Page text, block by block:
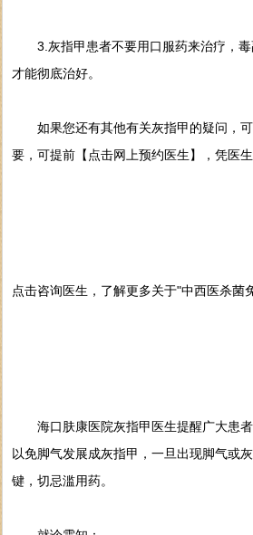
3.灰指甲患者不要用口服药来治疗，毒
才能彻底治好。
如果您还有其他有关灰指甲的疑问，可
要，可提前【点击网上预约医生】，凭医
点击咨询医生，了解更多关于"中西医杀菌
海口肤康医院灰指甲医生提醒广大患者
以免脚气发展成灰指甲，一旦出现脚气或
键，切忌滥用药。